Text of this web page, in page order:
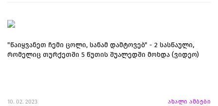
"წაიყვანეთ ჩემი ცოლი, სანამ დამტოვებ" - 2 სასწაული,
რომელიც თურქეთში 5 წუთის შუალედში მოხდა (ვიდეო)
10. 02. 2023 ახალი ამბები